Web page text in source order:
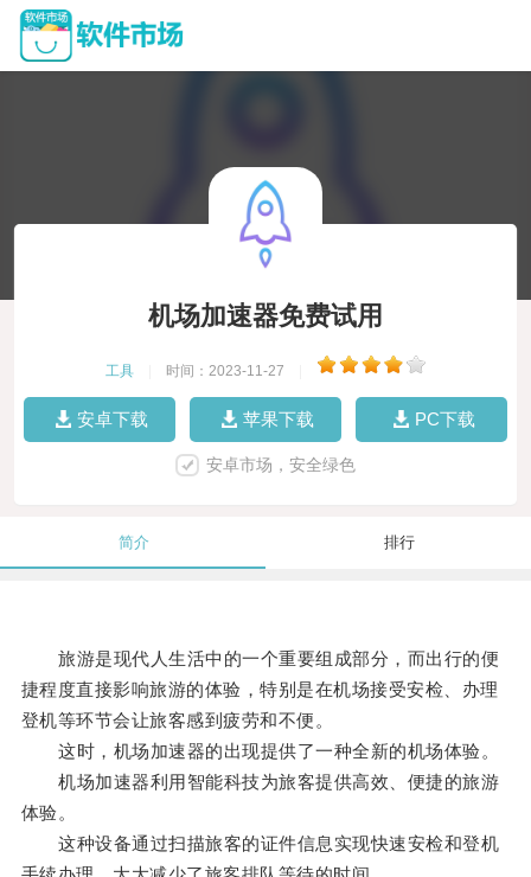
机场加速器免费试用
工具 时间：2023-11-27
安卓下载 苹果下载 PC下载
安卓市场，安全绿色
简介 排行
旅游是现代人生活中的一个重要组成部分，而出行的便
捷程度直接影响旅游的体验，特别是在机场接受安检、办理
登机等环节会让旅客感到疲劳和不便。
这时，机场加速器的出现提供了一种全新的机场体验。
机场加速器利用智能科技为旅客提供高效、便捷的旅游
体验。
这种设备通过扫描旅客的证件信息实现快速安检和登机